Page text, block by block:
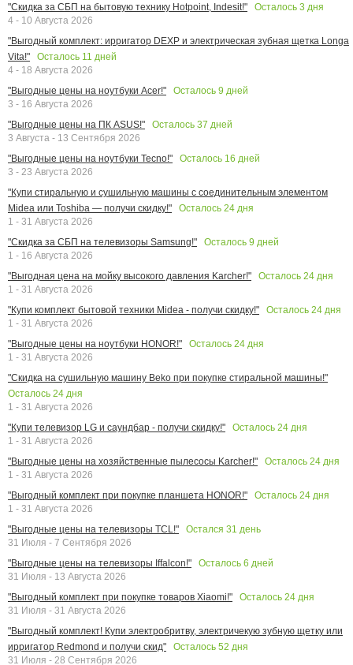
"Скидка за СБП на бытовую технику Hotpoint, Indesit!"
Осталось 3 дня
4 - 10 Августа 2026
"Выгодный комплект: ирригатор DEXP и электрическая зубная щетка Longa
Vita!"
Осталось 11 дней
4 - 18 Августа 2026
"Выгодные цены на ноутбуки Acer!"
Осталось 9 дней
3 - 16 Августа 2026
"Выгодные цены на ПК ASUS!"
Осталось 37 дней
3 Августа - 13 Сентября 2026
"Выгодные цены на ноутбуки Tecno!"
Осталось 16 дней
3 - 23 Августа 2026
"Купи стиральную и сушильную машины с соединительным элементом
Midea или Toshiba — получи скидку!"
Осталось 24 дня
1 - 31 Августа 2026
"Скидка за СБП на телевизоры Samsung!"
Осталось 9 дней
1 - 16 Августа 2026
"Выгодная цена на мойку высокого давления Karcher!"
Осталось 24 дня
1 - 31 Августа 2026
"Купи комплект бытовой техники Midea - получи скидку!"
Осталось 24 дня
1 - 31 Августа 2026
"Выгодные цены на ноутбуки HONOR!"
Осталось 24 дня
1 - 31 Августа 2026
"Скидка на сушильную машину Beko при покупке стиральной машины!"
Осталось 24 дня
1 - 31 Августа 2026
"Купи телевизор LG и саундбар - получи скидку!"
Осталось 24 дня
1 - 31 Августа 2026
"Выгодные цены на хозяйственные пылесосы Karcher!"
Осталось 24 дня
1 - 31 Августа 2026
"Выгодный комплект при покупке планшета HONOR!"
Осталось 24 дня
1 - 31 Августа 2026
"Выгодные цены на телевизоры TCL!"
Остался 31 день
31 Июля - 7 Сентября 2026
"Выгодные цены на телевизоры Iffalcon!"
Осталось 6 дней
31 Июля - 13 Августа 2026
"Выгодный комплект при покупке товаров Xiaomi!"
Осталось 24 дня
31 Июля - 31 Августа 2026
"Выгодный комплект! Купи электробритву, электричекую зубную щетку или
ирригатор Redmond и получи скид"
Осталось 52 дня
31 Июля - 28 Сентября 2026